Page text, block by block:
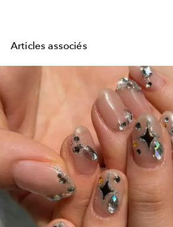
Articles associés